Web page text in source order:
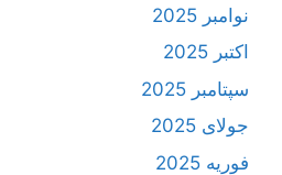
نوامبر 2025
اکتبر 2025
سپتامبر 2025
جولای 2025
فوریه 2025